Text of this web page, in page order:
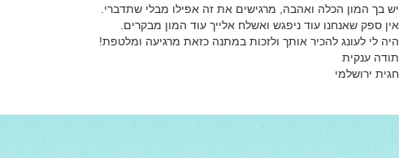
יש בך המון הכלה ואהבה, מרגישים את זה אפילו מבלי שתדברי.
אין ספק שאנחנו עוד ניפגש ואשלח אלייך עוד המון מבקרים.
היה לי לעונג להכיר אותך ולזכות במתנה כזאת מרגיעה ומלטפת!
תודה ענקית
חגית ירושלמי